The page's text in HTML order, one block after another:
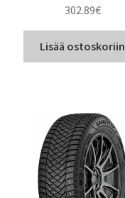
302.89€
Lisää ostoskoriin